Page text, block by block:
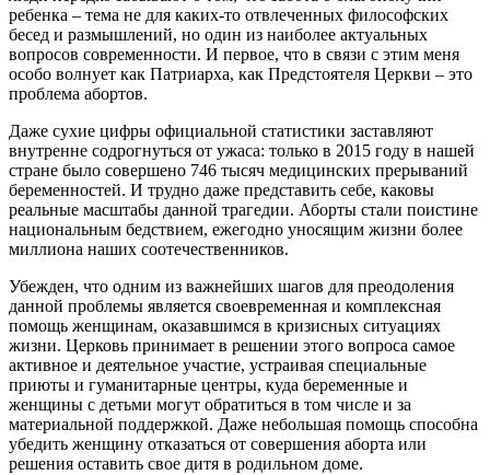
ребенка – тема не для каких-то отвлеченных философских
бесед и размышлений, но один из наиболее актуальных
вопросов современности. И первое, что в связи с этим меня
особо волнует как Патриарха, как Предстоятеля Церкви – это
проблема абортов.
Даже сухие цифры официальной статистики заставляют
внутренне содрогнуться от ужаса: только в 2015 году в нашей
стране было совершено 746 тысяч медицинских прерываний
беременностей. И трудно даже представить себе, каковы
реальные масштабы данной трагедии. Аборты стали поистине
национальным бедствием, ежегодно уносящим жизни более
миллиона наших соотечественников.
Убежден, что одним из важнейших шагов для преодоления
данной проблемы является своевременная и комплексная
помощь женщинам, оказавшимся в кризисных ситуациях
жизни. Церковь принимает в решении этого вопроса самое
активное и деятельное участие, устраивая специальные
приюты и гуманитарные центры, куда беременные и
женщины с детьми могут обратиться в том числе и за
материальной поддержкой. Даже небольшая помощь способна
убедить женщину отказаться от совершения аборта или
решения оставить свое дитя в родильном доме.